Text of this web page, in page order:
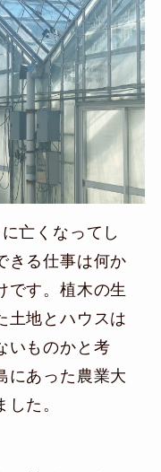
亡くなってし
きる仕事は何か
です。植木の生
土地とハウスは
いものかと考
にあった農業大
た。